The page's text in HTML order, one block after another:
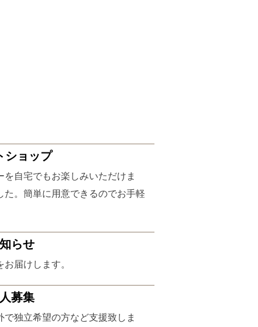
ショップ
自宅でもお楽しみいただけま
。簡単に用意できるのでお手軽
らせ
届けします。
募集
独立希望の方など支援致しま